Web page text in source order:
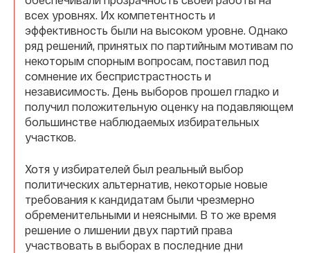
всех уровнях. Их компетентность и
эффективность были на высоком уровне. Однако
ряд решений, принятых по партийным мотивам по
некоторым спорным вопросам, поставил под
сомнение их беспристрастность и
независимость. День выборов прошел гладко и
получил положительную оценку на подавляющем
большинстве наблюдаемых избирательных
участков.
Хотя у избирателей был реальный выбор
политических альтернатив, некоторые новые
требования к кандидатам были чрезмерно
обременительными и неясными. В то же время
решение о лишении двух партий права
участвовать в выборах в последние дни